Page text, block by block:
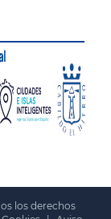
los derechos